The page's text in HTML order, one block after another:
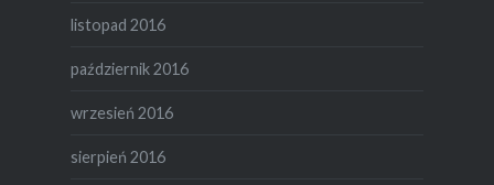
listopad 2016
październik 2016
wrzesień 2016
sierpień 2016